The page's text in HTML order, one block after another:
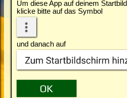
Um diese App auf deinem
klicke bitte auf das Symbol
und danach auf